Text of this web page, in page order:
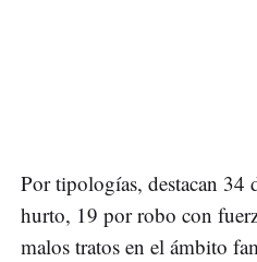
Por tipologías, destacan 34
hurto, 19 por robo con
malos tratos en el ámbito